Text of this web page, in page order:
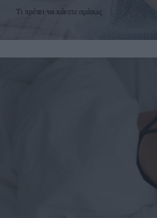
Τι πρέπει να κάνετε αμέσως